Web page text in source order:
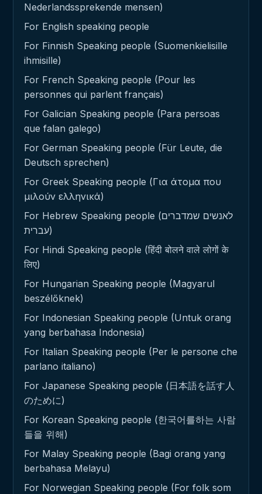
Nederlandssprekende mensen)
For English speaking people
For Finnish Speaking people (Suomenkielisille
ihmisille)
For French Speaking people (Pour les
personnes qui parlent français)
For Galician Speaking people (Para persoas
que falan galego)
For German Speaking people (Für Leute, die
Deutsch sprechen)
For Greek Speaking people (Για άτομα που
μιλούν ελληνικά)
For Hebrew Speaking people (לאנשים שמדברים
עברית)
For Hindi Speaking people (हिंदी बोलने वाले लोगों के
लिए)
For Hungarian Speaking people (Magyarul
beszélőknek)
For Indonesian Speaking people (Untuk orang
yang berbahasa Indonesia)
For Italian Speaking people (Per le persone che
parlano italiano)
For Japanese Speaking people (日本語を話す人
のために)
For Korean Speaking people (한국어를하는 사람
들을 위해)
For Malay Speaking people (Bagi orang yang
berbahasa Melayu)
For Norwegian Speaking people (For folk som